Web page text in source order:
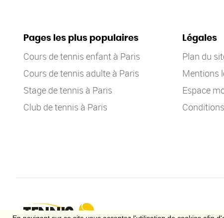
Pages les plus populaires
Cours de tennis enfant à Paris
Cours de tennis adulte à Paris
Stage de tennis à Paris
Club de tennis à Paris
Légales
Plan du
Mentions
Espace